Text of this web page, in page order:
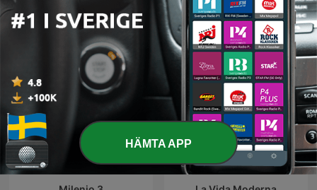
HÄMTA APP